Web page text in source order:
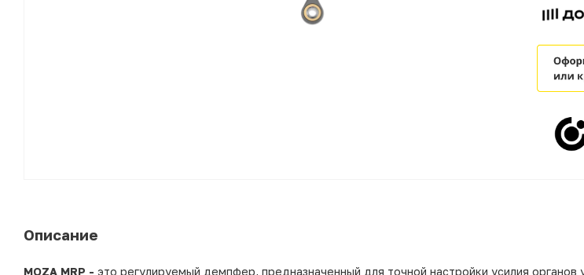
Описание
MOZA MRP - это регулируемый демпфер, предназначенный для точной настройки усилия органов